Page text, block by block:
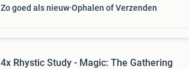
Zo goed als nieuw Ophalen of Verzenden
4x Rhystic Study - Magic: The Gathering